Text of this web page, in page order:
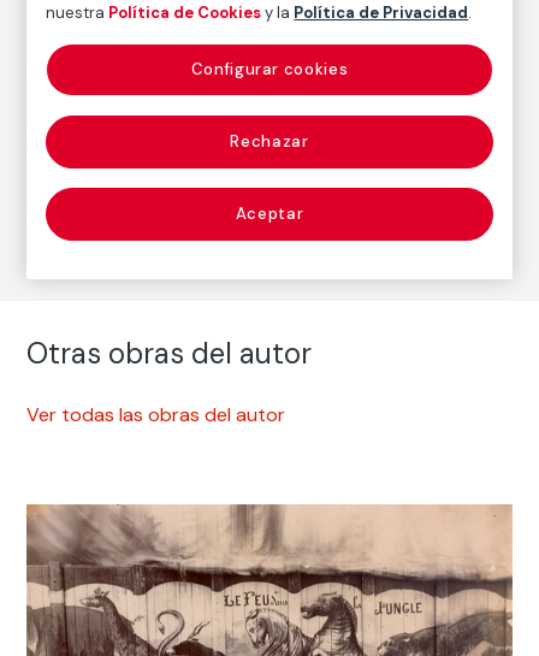
Autor
Eugène Atget
Nacimiento: Libourne, 1857
Fallecimiento: París, 1927
Fotografía
Otras obras del autor
Ver todas las obras del autor
nuestra Política de Cookiesy la Política de Privacidad.
Rechazar
Aceptar
Configurar cookies